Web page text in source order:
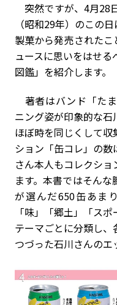
突然ですが、4月28
（昭和29年）のこの
製菓から発売された
ュースに思いをはせ
図鑑」を紹介します。
著者はバンド「た
ニング姿が印象的な
ほぼ時を同じくして
ション「缶コレ」の
さん本人もコレクシ
ます。本書ではそん
が選んだ650缶あま
「味」「郷土」「ス
テーマごとに分類し
つづった石川さんのエ